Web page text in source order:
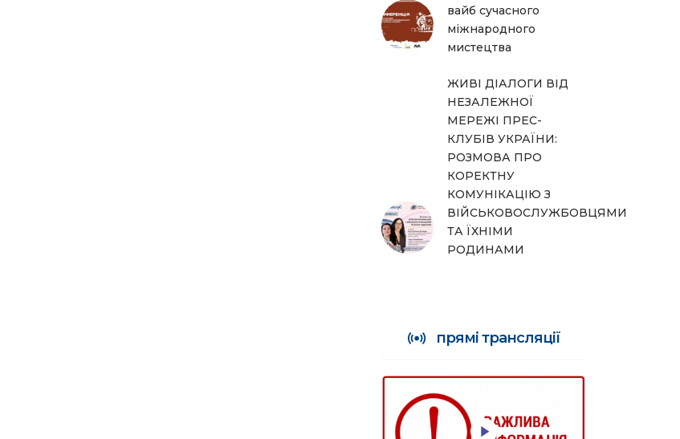
вайб сучасного
міжнародного
мистецтва
ЖИВІ ДІАЛОГИ ВІД
НЕЗАЛЕЖНОЇ
МЕРЕЖІ ПРЕС-
КЛУБІВ УКРАЇНИ:
РОЗМОВА ПРО
КОРЕКТНУ
КОМУНІКАЦІЮ З
ВІЙСЬКОВОСЛУЖБОВЦЯМИ
ТА ЇХНІМИ
РОДИНАМИ
прямі трансляції